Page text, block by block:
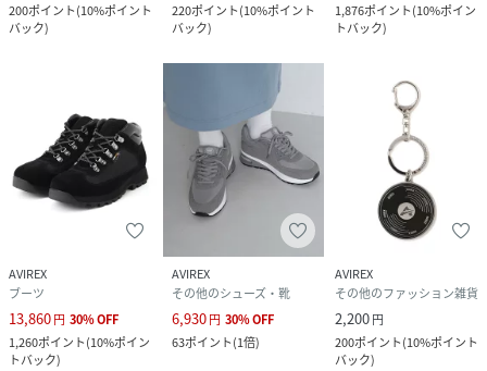
200ポイント(10%ポイント
バック)
220ポイント(10%ポイント
バック)
1,876ポイント(10%ポイン
トバック)
AVIREX
ブーツ
13,860円 30%OFF
1,260ポイント(10%ポイン
トバック)
AVIREX
その他のシューズ・靴
6,930円 30%OFF
63ポイント(1倍)
AVIREX
その他のファッション雑貨
2,200円
200ポイント(10%ポイント
バック)